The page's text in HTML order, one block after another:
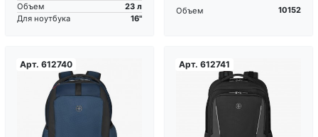
Объем
23 л
Для ноутбука
16"
Объем 10152
Арт. 612740
Загрузка...
Арт. 612741
Загрузка...